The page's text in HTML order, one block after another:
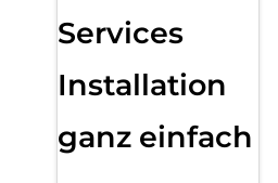
Services
Installation
ganz einfach